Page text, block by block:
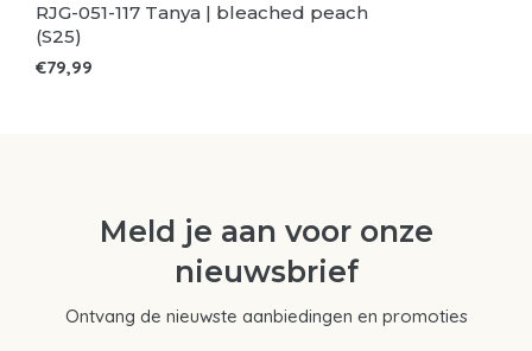
RJG-051-117 Tanya | bleached peach
(S25)
€79,99
Meld je aan voor onze
nieuwsbrief
Ontvang de nieuwste aanbiedingen en promoties